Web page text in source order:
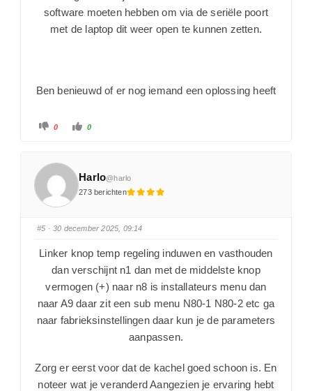
software moeten hebben om via de seriële poort
met de laptop dit weer open te kunnen zetten.
Ben benieuwd of er nog iemand een oplossing heeft
0 0
Harlo@harlo
273 berichten
#5 · 30 december 2025, 09:14
Linker knop temp regeling induwen en vasthouden
dan verschijnt n1 dan met de middelste knop
vermogen (+) naar n8 is installateurs menu dan
naar A9 daar zit een sub menu N80-1 N80-2 etc ga
naar fabrieksinstellingen daar kun je de parameters
aanpassen.
Zorg er eerst voor dat de kachel goed schoon is. En
noteer wat je veranderd Aangezien je ervaring hebt